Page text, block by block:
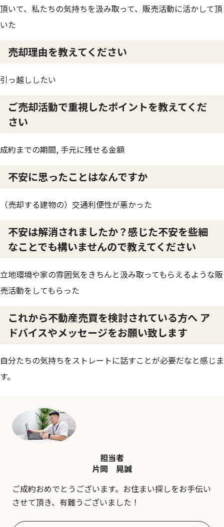
頂いて、私たちの気持ちを汲み取って、販売活動に活かして頂
いた
売却理由を教えてください
引っ越ししたい
ご売却活動で重視したポイントを教えてくだ
さい
成約までの期間, 手元に残せる金額
不安に思ったことはなんですか
（売却する建物の）交通利便性が悪かった
不安は解消されましたか？感じた不安を些細
なことでも構いませんので教えてください
立地環境や家の雰囲気をきちんと汲み取ってもらえるような販
売活動をしてもらった
これから不動産売買を検討されている方へ ア
ドバイスやメッセージをお願い致します
自分たちの気持ちをストレートに話すことが必要だなと感じま
す。
担当者
片岡 晃誠
ご成約おめでとうございます。お住まい探しをお手伝い
させて頂き、有難うございました！